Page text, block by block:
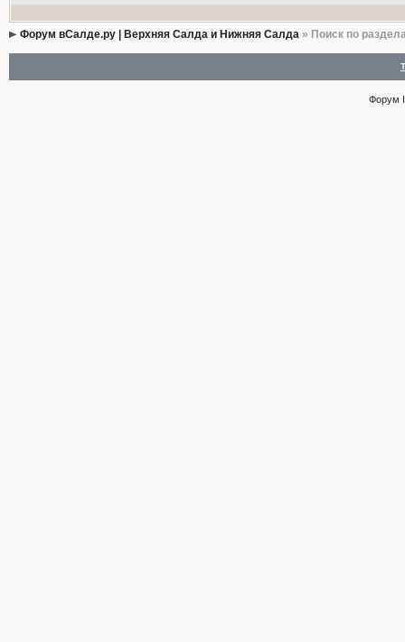
Форум вСалде.ру | Верхняя Салда и Нижняя Салда» Поиск по
Форум